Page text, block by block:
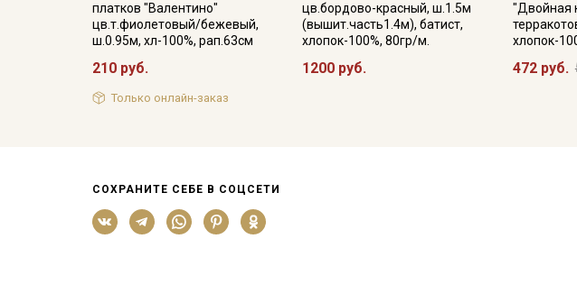
платков "Валентино"
цв.т.фиолетовый/бежевый,
ш.0.95м, хл-100%, рап.63см
210 руб.
Только онлайн-заказ
цв.бордово-красный, ш.1.5м
(вышит.часть1.4м), батист,
хлопок-100%, 80гр/м.
1200 руб.
"Двойная
хлопок-
472 руб.
СОХРАНИТЕ СЕБЕ В СОЦСЕТИ